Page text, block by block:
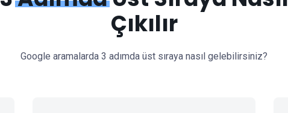
Çıkılır
Google aramalarda 3 adımda üst sıraya nasıl gelebilirsiniz?